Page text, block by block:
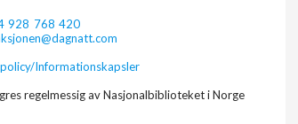
928 768 420
Informationskapsler
regelmessig av Nasjonalbiblioteket i Norge